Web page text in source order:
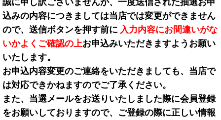
込みの内容につきましては当店では変更ができません
ので、送信ボタンを押す前に 入力内容にお間違いがな
いかよくご確認の上お申込みいただきますようお願い
いたします。
お申込内容変更のご連絡をいただきましても、当店で
は対応できかねますのでご了承ください。
また、当選メールをお送りいたしました際に会員登録
をお願いしておりますので、ご登録の際に正しい情報